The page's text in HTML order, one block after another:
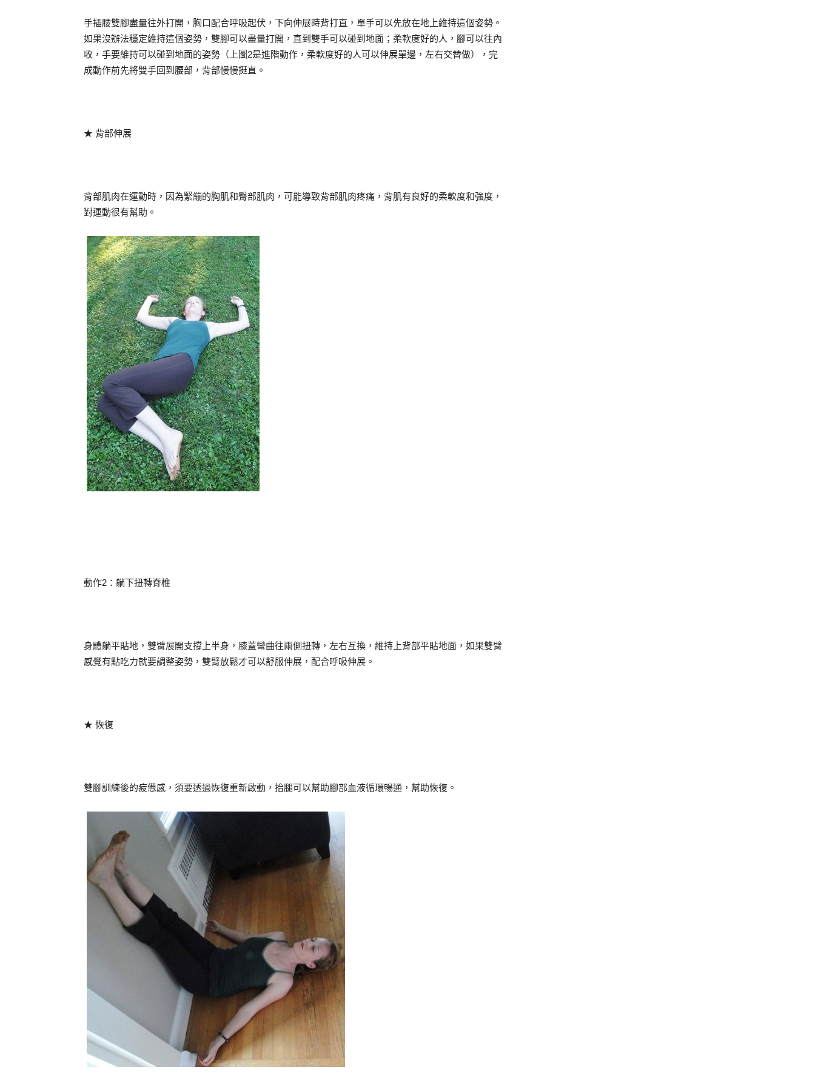
手插腰雙腳盡量往外打開，胸口配合呼吸起伏，下向伸展時背打直，單手可以先放在地上維持這個姿勢。
如果沒辦法穩定維持這個姿勢，雙腳可以盡量打開，直到雙手可以碰到地面；柔軟度好的人，腳可以往內
收，手要維持可以碰到地面的姿勢（上圖2是進階動作，柔軟度好的人可以伸展單邊，左右交替做），完
成動作前先將雙手回到腰部，背部慢慢挺直。
★ 背部伸展
背部肌肉在運動時，因為緊繃的胸肌和臀部肌肉，可能導致背部肌肉疼痛，背肌有良好的柔軟度和強度，
對運動很有幫助。
動作2：躺下扭轉脊椎
身體躺平貼地，雙臂展開支撐上半身，膝蓋彎曲往兩側扭轉，左右互換，維持上背部平貼地面，如果雙臂
感覺有點吃力就要調整姿勢，雙臂放鬆才可以舒服伸展，配合呼吸伸展。
★ 恢復
雙腳訓練後的疲憊感，須要透過恢復重新啟動，抬腿可以幫助腳部血液循環暢通，幫助恢復。